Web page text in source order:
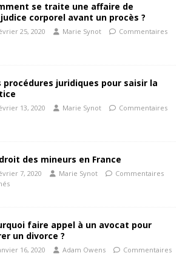
se traite une affaire de
corporel avant un procès ?
25, 2020 Marie Synot
Commentaires
procédures juridiques pour saisir la
13, 2020 Marie Synot
Commentaires
des mineurs en France
7, 2020 Marie Synot
Commentaires
faire appel à un avocat pour
un divorce ?
16, 2020 Adam Owens
Commentaires